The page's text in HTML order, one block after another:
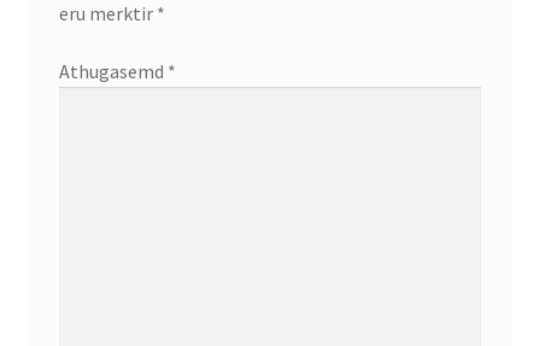
eru merktir *
Athugasemd *